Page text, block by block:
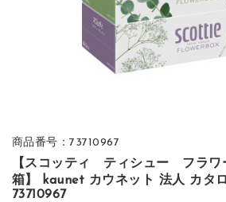
商品番号：73710967
【スコッティ ティシュー フラ
箱】 kaunet カウネット 法人 カタ
73710967